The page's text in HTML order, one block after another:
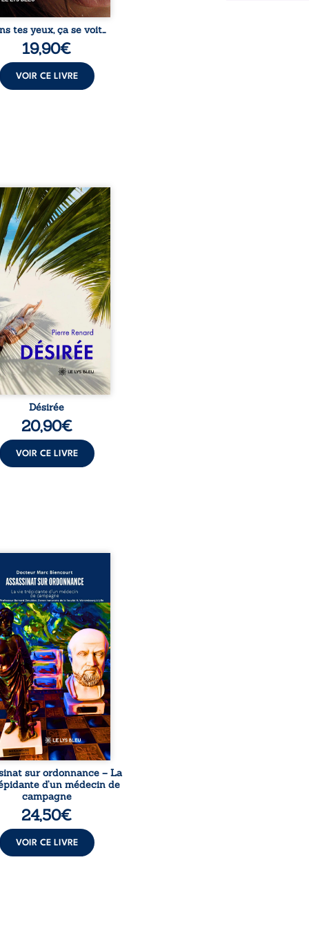
tes yeux, ça se voit…
19,90€
VOIR CE LIVRE
Pierre, jeune retraité,
qu’il est devenu une
femme métissée de
ans. À peine a-t-il
à apprivoiser ce
corps qu’Ange surgit
sa vie et fait vaciller
ses certitudes. Entre
est immédiate,
jusqu’à ce qu’un
familial fasse planer
: et s’ils étaient
demi-frère et ...
Désirée
20,90€
VOIR CE LIVRE
sur ordonnance –
trépidante d’un médecin
est la réédition
et actualisée du
du Docteur Marc
ancien médecin de
qui revient sur son
médical, syndical et
Depuis septembre
il raconte le long combat
conduit à être écarté du
médical, malgré une
de première instance
sur ordonnance – La
d’un médecin de
campagne
24,50€
VOIR CE LIVRE